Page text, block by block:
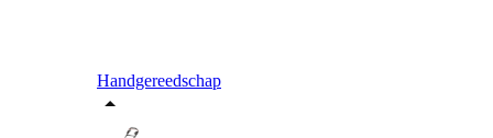
Handgereedschap